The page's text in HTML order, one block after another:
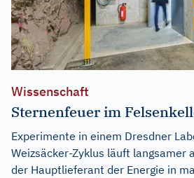
Wissenschaft
Sternenfeuer im
Experimente in einem Dresdner
Weizsäcker-Zyklus läuft langsamer
der Hauptlieferant der Energie in